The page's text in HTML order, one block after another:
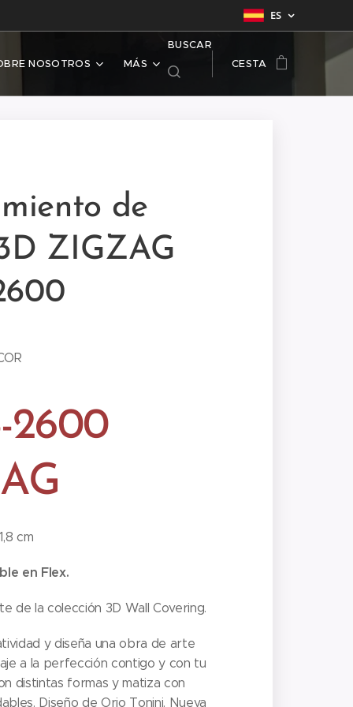
ES
NOSOTROS MÁS
BUSCAR
CESTA
de
ZIGZAG
2600
cm
en Flex.
de la colección 3D Wall Covering.
y diseña una obra de arte
a la perfección contigo y con tu
distintas formas y matiza con
Diseño de Orio Tonini. Nueva